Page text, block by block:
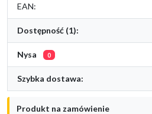
EAN:
Dostępność (1):
Nysa 0
Szybka dostawa:
Produkt na zamówienie